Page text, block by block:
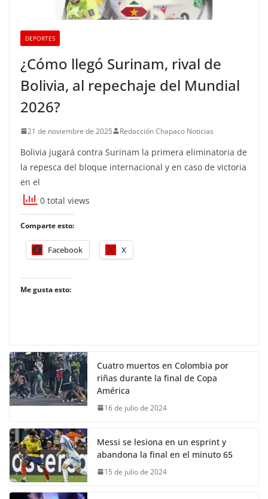
DEPORTES
¿Cómo llegó Surinam, rival de
Bolivia, al repechaje del Mundial
2026?
21 de noviembre de 2025 Redacción Chapaco Noticias
Bolivia jugará contra Surinam la primera eliminatoria de
la repesca del bloque internacional y en caso de victoria
en el
0 total views
Comparte esto:
Facebook X
Me gusta esto:
Cuatro muertos en Colombia por
riñas durante la final de Copa
América
16 de julio de 2024
Messi se lesiona en un esprint y
abandona la final en el minuto 65
15 de julio de 2024